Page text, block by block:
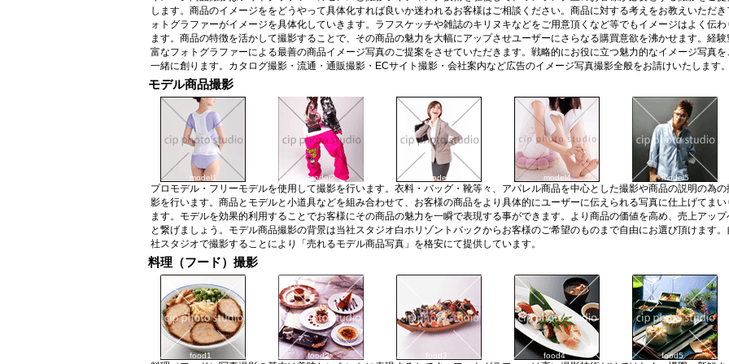
します。商品のイメージををどうやって具体化すれば良いか迷われるお客様はご相談ください。商品に対する考えをお教えいただき
ォトグラファーがイメージを具体化していきます。ラフスケッチや雑誌のキリヌキなどをご用意頂くなど等でもイメージはよく伝わ
ます。商品の特徴を活かして撮影することで、その商品の魅力を大幅にアップさせユーザーにさらなる購買意欲を沸かせます。経験
富なフォトグラファーによる最善の商品イメージ写真のご提案をさせていただきます。戦略的にお役に立つ魅力的なイメージ写真を
一緒に創ります。カタログ撮影・流通・通販撮影・ECサイト撮影・会社案内など広告のイメージ写真撮影全般をお請けいたします。
モデル商品撮影
model1 model2 model3 model4 model5
プロモデル・フリーモデルを使用して撮影を行います。衣料・バッグ・靴等々、アパレル商品を中心とした撮影や商品の説明の為の
影を行います。商品とモデルと小道具などを組み合わせて、お客様の商品をより具体的にユーザーに伝えられる写真に仕上げてまい
ます。モデルを効果的利用することでお客様にその商品の魅力を一瞬で表現する事ができます。より商品の価値を高め、売上アップ
と繋げましょう。モデル商品撮影の背景は当社スタジオ白ホリゾントバックからお客様のご希望のものまで自由にお選び頂けます。
社スタジオで撮影することにより「売れるモデル商品写真」を格安にて提供しています。
料理（フード）撮影
food1 food2 food3 food4 food5